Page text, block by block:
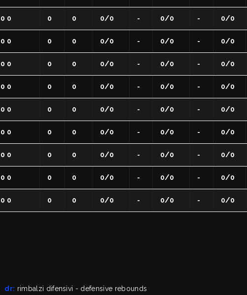
0 0 0 0 0/0 - 0/0 - 0/0
0 0 0 0 0/0 - 0/0 - 0/0
0 0 0 0 0/0 - 0/0 - 0/0
0 0 0 0 0/0 - 0/0 - 0/0
0 0 0 0 0/0 - 0/0 - 0/0
0 0 0 0 0/0 - 0/0 - 0/0
0 0 0 0 0/0 - 0/0 - 0/0
0 0 0 0 0/0 - 0/0 - 0/0
0 0 0 0 0/0 - 0/0 - 0/0
dr: rimbalzi difensivi - defensive rebounds